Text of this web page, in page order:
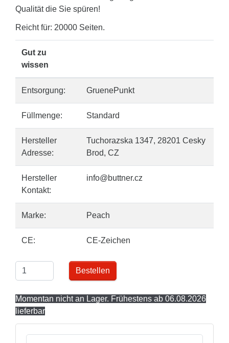
Qualität die Sie spüren!
Reicht für: 20000 Seiten.
Gut zu
wissen
Entsorgung: GruenePunkt
Füllmenge: Standard
Hersteller
Adresse:
Tuchorazska 1347, 28201 Cesky
Brod, CZ
Hersteller
Kontakt:
info@buttner.cz
Marke: Peach
CE: CE-Zeichen
Bestellen
Momentan nicht an Lager. Frühestens ab 06.08.2026
lieferbar